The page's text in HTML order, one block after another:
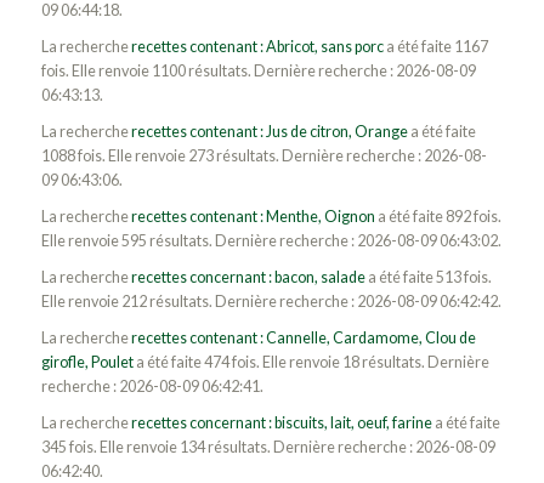
09 06:44:18.
La rechercherecettes contenant : Abricot, sans porca été faite 1167
fois. Elle renvoie 1100 résultats. Dernière recherche : 2026-08-09
06:43:13.
La rechercherecettes contenant : Jus de citron, Orangea été faite
1088 fois. Elle renvoie 273 résultats. Dernière recherche : 2026-08-
09 06:43:06.
La rechercherecettes contenant : Menthe, Oignon a été faite 892 fois.
Elle renvoie 595 résultats. Dernière recherche : 2026-08-09 06:43:02.
La rechercherecettes concernant : bacon, saladea été faite 513 fois.
Elle renvoie 212 résultats. Dernière recherche : 2026-08-09 06:42:42.
La rechercherecettes contenant : Cannelle, Cardamome, Clou de
girofle, Pouleta été faite 474 fois. Elle renvoie 18 résultats. Dernière
recherche : 2026-08-09 06:42:41.
La rechercherecettes concernant : biscuits, lait, oeuf, farinea été faite
345 fois. Elle renvoie 134 résultats. Dernière recherche : 2026-08-09
06:42:40.